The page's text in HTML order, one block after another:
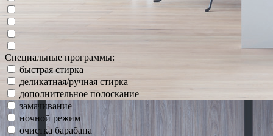
Специальные программы:
быстрая стирка
деликатная/ручная стирка
дополнительное полоскание
замачивание
ночной режим
очистка барабана